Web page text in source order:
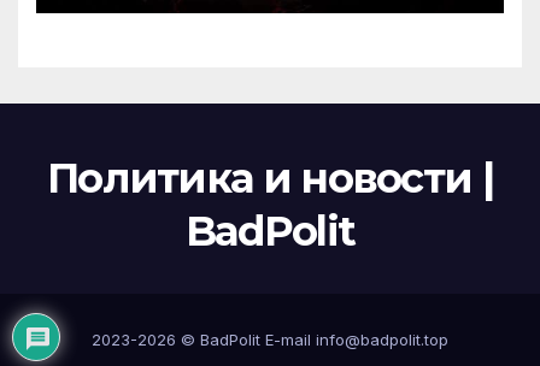
Политика и новости |
BadPolit
2023-2026 © BadPolit E-mail info@badpolit.top